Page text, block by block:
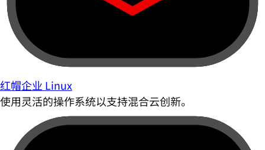
红帽企业 Linux
使用灵活的操作系统以支持混合云创新。